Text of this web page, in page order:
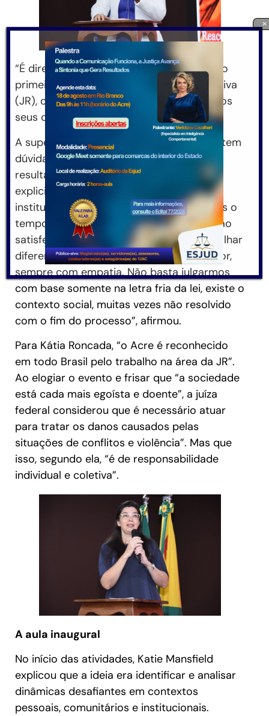
“É direcionado à formação de quem terá o
primeiro contato com a Justiça Restaurativa
(JR), como forma de capacitar e ampliar os
seus conhecimentos”, disse.
A supervisora do NPJR salientou que não tem
dúvidas de que a agenda educacional
resultará em “uma imensa qualificação”, e
explicitou qual deve ser abordagem das
instituições sobre a temática. “Precisamos o
tempo todo perguntar se as pessoas estão
satisfeitas com nosso trabalho e ter um olhar
diferenciado e humano à vítima, ao ofensor,
sempre com empatia. Não basta julgarmos
com base somente na letra fria da lei, existe o
contexto social, muitas vezes não resolvido
com o fim do processo”, afirmou.
Para Kátia Roncada, “o Acre é reconhecido
em todo Brasil pelo trabalho na área da JR”.
Ao elogiar o evento e frisar que “a sociedade
está cada mais egoísta e doente”, a juíza
federal considerou que é necessário atuar
para tratar os danos causados pelas
situações de conflitos e violência”. Mas que
isso, segundo ela, “é de responsabilidade
individual e coletiva”.
A aula inaugural
No início das atividades, Katie Mansfield
explicou que a ideia era identificar e analisar
dinâmicas desafiantes em contextos
pessoais, comunitários e institucionais.
×